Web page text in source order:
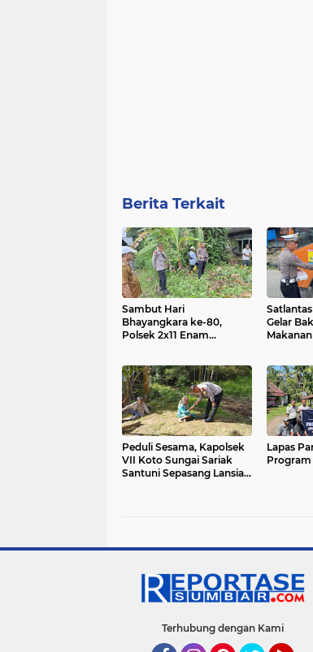
Berita Terkait
Sambut Hari
Bhayangkara ke-80,
Polsek 2x11 Enam
Layak Huni untuk Warga
Gelar
Peduli Sesama, Kapolsek
VII Koto Sungai Sariak
Santuni Sepasang Lansia
Lapas
Program
Terhubung dengan Kami